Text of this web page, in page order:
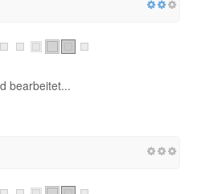
bearbeitet...